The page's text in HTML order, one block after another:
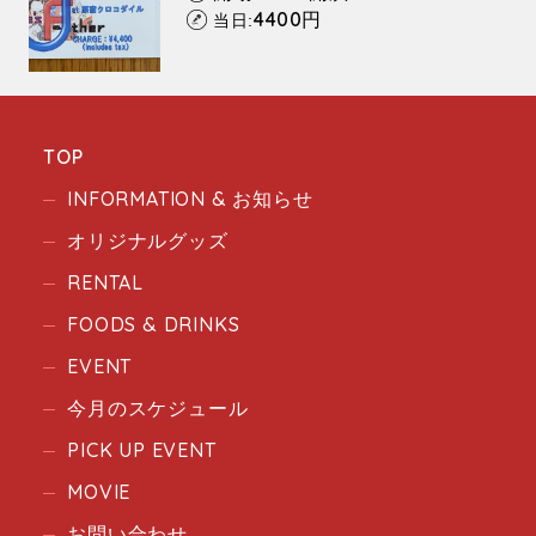
当日:4400円
TOP
INFORMATION & お知らせ
オリジナルグッズ
RENTAL
FOODS & DRINKS
EVENT
今月のスケジュール
PICK UP EVENT
MOVIE